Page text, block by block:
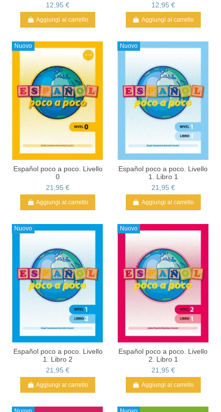
12,95 €
Aggiungi al carrello
12,95 €
Aggiungi al carrello
Nuovo
Español poco a poco. Livello
0
21,95 €
Aggiungi al carrello
Nuovo
Español poco a poco. Livello
1. Libro 1
21,95 €
Aggiungi al carrello
Nuovo
Español poco a poco. Livello
1. Libro 2
21,95 €
Aggiungi al carrello
Nuovo
Español poco a poco. Livello
2. Libro 1
21,95 €
Aggiungi al carrello